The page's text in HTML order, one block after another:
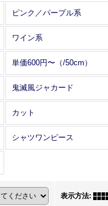
ピンク／パープル系
ワイン系
単価600円〜（/50cm）
鬼滅風ジャカード
カット
シャツワンピース
表示方法: